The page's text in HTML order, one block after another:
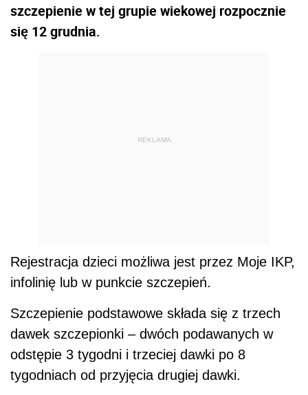
szczepienie w tej grupie wiekowej rozpocznie
się 12 grudnia.
REKLAMA
Rejestracja dzieci możliwa jest przez Moje IKP,
infolinię lub w punkcie szczepień.
Szczepienie podstawowe składa się z trzech
dawek szczepionki – dwóch podawanych w
odstępie 3 tygodni i trzeciej dawki po 8
tygodniach od przyjęcia drugiej dawki.